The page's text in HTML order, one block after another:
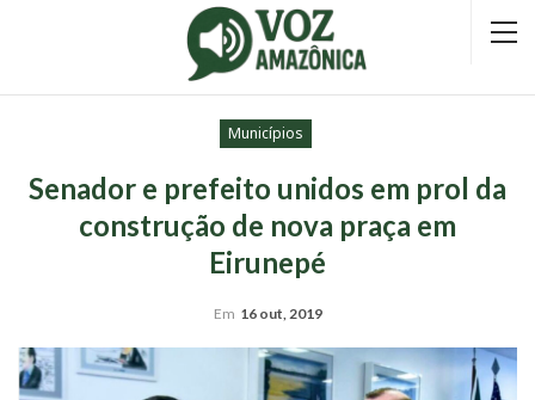
Municípios
Senador e prefeito unidos em prol da
construção de nova praça em
Eirunepé
Em 16 out, 2019